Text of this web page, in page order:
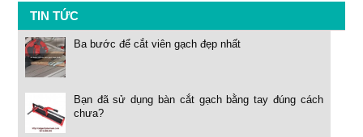
TIN TỨC
Ba bước để cắt viên gạch đẹp nhất
Bạn đã sử dụng bàn cắt gạch bằng tay đúng cách
chưa?